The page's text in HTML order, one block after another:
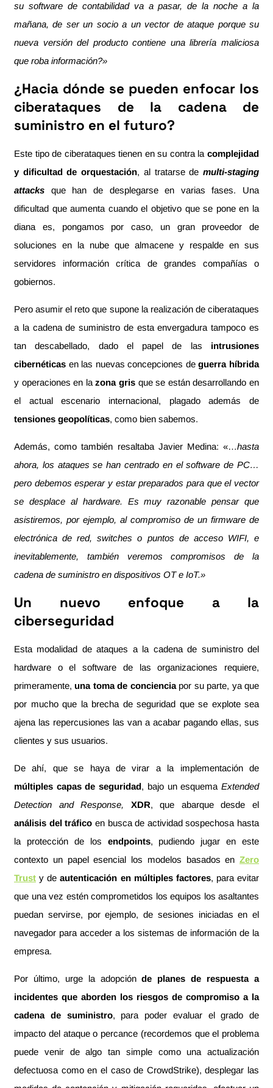
su software de contabilidad va a pasar, de la noche a la
mañana, de ser un socio a un vector de ataque porque su
nueva versión del producto contiene una librería maliciosa
que roba información?»
¿Hacia dónde se pueden enfocar los
ciberataques de la cadena de
suministro en el futuro?
Este tipo de ciberataques tienen en su contra la complejidad
y dificultad de orquestación, al tratarse demulti-staging
attacks que han de desplegarse en varias fases. Una
dificultad que aumenta cuando el objetivo que se pone en la
diana es, pongamos por caso, un gran proveedor de
soluciones en la nube que almacene y respalde en sus
servidores información crítica de grandes compañías o
gobiernos.
Pero asumir el reto que supone la realización de ciberataques
a la cadena de suministro de esta envergadura tampoco es
tan descabellado, dado el papel de las intrusiones
cibernéticas en las nuevas concepciones deguerra híbrida
y operaciones en lazona gris que se están desarrollando en
el actual escenario internacional, plagado además de
tensiones geopolíticas, como bien sabemos.
Además, como también resaltaba Javier Medina: «…hasta
ahora, los ataques se han centrado en el software de PC…
pero debemos esperar y estar preparados para que el vector
se desplace al hardware. Es muy razonable pensar que
asistiremos, por ejemplo, al compromiso de un firmware de
electrónica de red, switches o puntos de acceso WIFI, e
inevitablemente, también veremos compromisos de la
cadena de suministro en dispositivos OT e IoT.»
Un nuevo enfoque a la
ciberseguridad
Esta modalidad de ataques a la cadena de suministro del
hardware o el software de las organizaciones requiere,
primeramente, una toma de concienciapor su parte, ya que
por mucho que la brecha de seguridad que se explote sea
ajena las repercusiones las van a acabar pagando ellas, sus
clientes y sus usuarios.
De ahí, que se haya de virar a la implementación de
múltiples capas de seguridad, bajo un esquemaExtended
Detection and Response,
XDR, que abarque desde el
análisis del tráfico en busca de actividad sospechosa hasta
la protección de los endpoints, pudiendo jugar en este
contexto un papel esencial los modelos basados en Zero
Trust y de autenticación en múltiples factores, para evitar
que una vez estén comprometidos los equipos los asaltantes
puedan servirse, por ejemplo, de sesiones iniciadas en el
navegador para acceder a los sistemas de información de la
empresa.
Por último, urge la adopciónde planes de respuesta a
incidentes que aborden los riesgos de compromiso a la
cadena de suministro, para poder evaluar el grado de
impacto del ataque o percance (recordemos que el problema
puede venir de algo tan simple como una actualización
defectuosa como en el caso de CrowdStrike), desplegar las